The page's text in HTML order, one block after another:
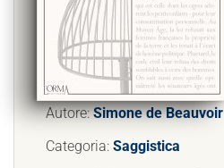
Autore:Simone de Beauvoir
Categoria: Saggistica